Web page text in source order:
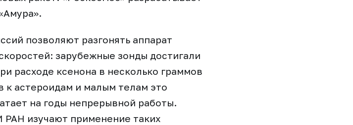
позволяют разгонять аппарат
зарубежные зонды достигали
расходе ксенона в несколько граммов
к астероидам и малым телам это
на годы непрерывной работы.
изучают применение таких